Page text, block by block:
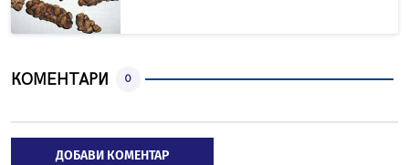
КОМЕНТАРИ 0
ДОБАВИ КОМЕНТАР